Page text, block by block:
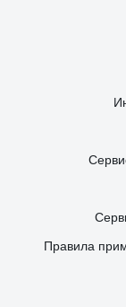
Правила